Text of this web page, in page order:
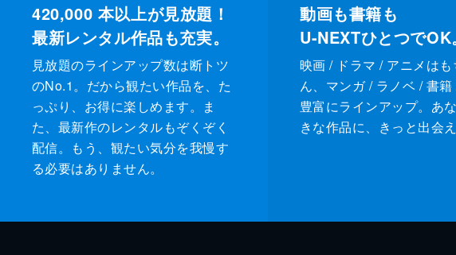
420,000 本以上が見放題！
最新レンタル作品も充実。
見放題のラインアップ数は断トツ
のNo.1。だから観たい作品を、た
っぷり、お得に楽しめます。ま
た、最新作のレンタルもぞくぞく
配信。もう、観たい気分を我慢す
る必要はありません。
動画も書籍も
U-NEXTひとつでOK
映画 / ドラマ / アニメはも
ん、マンガ / ラノベ / 書籍
豊富にラインアップ。あ
きな作品に、きっと出会え